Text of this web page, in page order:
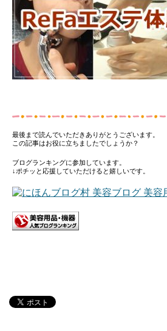
最後まで読んでいただきありがとうございます。
この記事はお役に立ちましたでしょうか？
ブログランキングに参加しています。
↓ポチッと応援していただけると嬉しいです。